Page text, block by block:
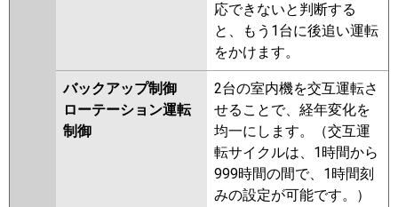
応できないと判断する
と、もう1台に後追い運転
をかけます。
バックアップ制御
ローテーション運転
制御
2台の室内機を交互運転さ
せることで、経年変化を
均一にします。（交互運
転サイクルは、1時間から
999時間の間で、1時間刻
みの設定が可能です。）